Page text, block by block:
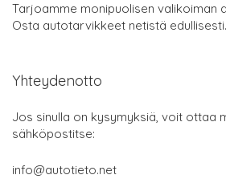
Tarjoamme monipuolisen valikoiman
Osta autotarvikkeet netistä edullisesti.
Yhteydenotto
Jos sinulla on kysymyksiä, voit ottaa
sähköpostitse:
info@autotieto.net